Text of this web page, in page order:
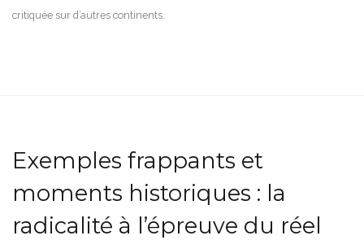
critiquée sur d’autres continents.
Exemples frappants et
moments historiques : la
radicalité à l’épreuve du réel